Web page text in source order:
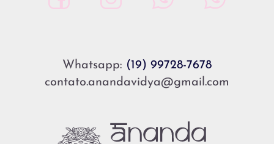
Whatsapp: (19) 99728-7678
contato.anandavidya@gmail.com